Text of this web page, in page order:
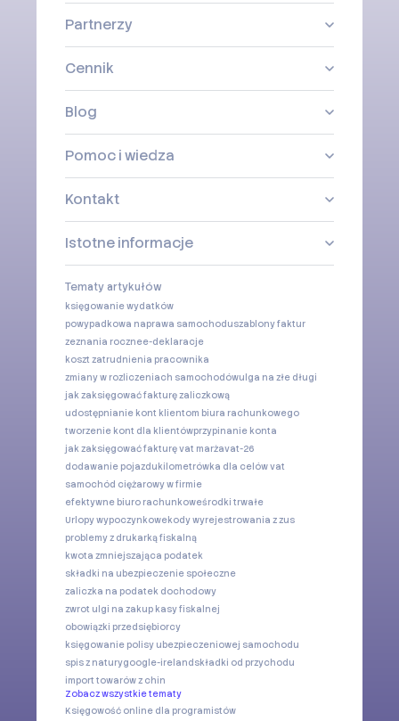
Partnerzy
Cennik
Blog
Pomoc i wiedza
Kontakt
Istotne informacje
Tematy artykułów
księgowanie wydatków
powypadkowa naprawa samochoduszablony faktur
zeznania rocznee-deklaracje
koszt zatrudnienia pracownika
zmiany w rozliczeniach samochodówulga na złe długi
jak zaksięgować fakturę zaliczkową
udostępnianie kont klientom biura rachunkowego
tworzenie kont dla klientówprzypinanie konta
jak zaksięgować fakturę vat marżavat-26
dodawanie pojazdukilometrówka dla celów vat
samochód ciężarowy w firmie
efektywne biuro rachunkoweśrodki trwałe
Urlopy wypoczynkowekody wyrejestrowania z zus
problemy z drukarką fiskalną
kwota zmniejszająca podatek
składki na ubezpieczenie społeczne
zaliczka na podatek dochodowy
zwrot ulgi na zakup kasy fiskalnej
obowiązki przedsiębiorcy
księgowanie polisy ubezpieczeniowej samochodu
spis z naturygoogle-irelandskładki od przychodu
import towarów z chin
Zobacz wszystkie tematy
Księgowość online dla programistów